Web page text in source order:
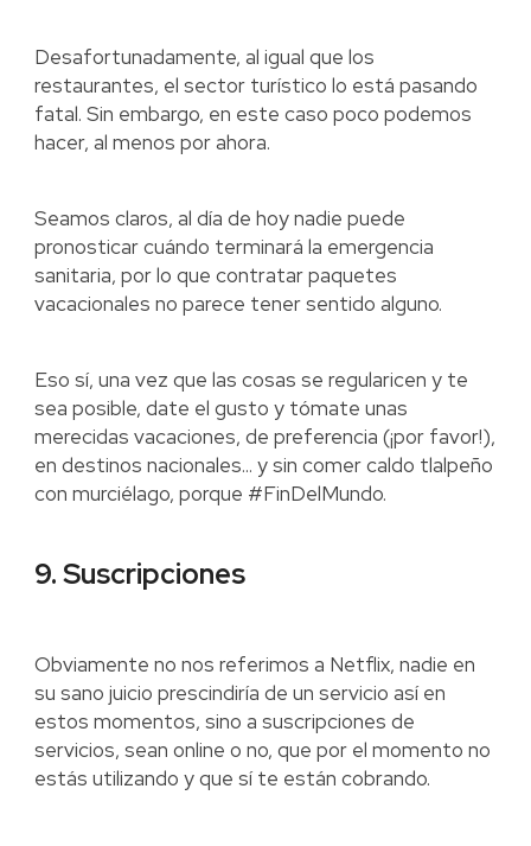
Desafortunadamente, al igual que los
restaurantes, el sector turístico lo está pasando
fatal. Sin embargo, en este caso poco podemos
hacer, al menos por ahora.
Seamos claros, al día de hoy nadie puede
pronosticar cuándo terminará la emergencia
sanitaria, por lo que contratar paquetes
vacacionales no parece tener sentido alguno.
Eso sí, una vez que las cosas se regularicen y te
sea posible, date el gusto y tómate unas
merecidas vacaciones, de preferencia (¡por favor!),
en destinos nacionales... y sin comer caldo tlalpeño
con murciélago, porque #FinDelMundo.
9. Suscripciones
Obviamente no nos referimos a Netflix, nadie en
su sano juicio prescindiría de un servicio así en
estos momentos, sino a suscripciones de
servicios, sean online o no, que por el momento no
estás utilizando y que sí te están cobrando.